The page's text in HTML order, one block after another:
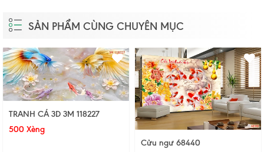
SẢN PHẨM CÙNG CHUYÊN MỤC
TRANH CÁ 3D 3M 118227
500 Xèng
Cửu ngư 68440